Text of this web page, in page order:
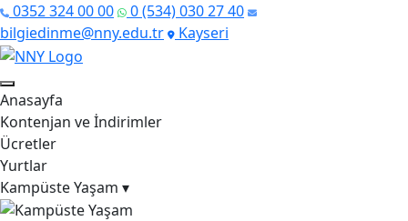
0352 324 00 00
0 (534) 030 27 40
bilgiedinme@nny.edu.tr
Kayseri
Anasayfa
Kontenjan ve İndirimler
Ücretler
Yurtlar
Kampüste Yaşam ▾